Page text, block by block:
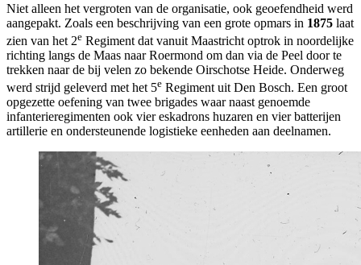
Niet alleen het vergroten van de organisatie, ook geoefendheid werd
aangepakt. Zoals een beschrijving van een grote opmars in 1875 laat
zien van het 2e Regiment dat vanuit Maastricht optrok in noordelijke
richting langs de Maas naar Roermond om dan via de Peel door te
trekken naar de bij velen zo bekende Oirschotse Heide. Onderweg
werd strijd geleverd met het 5e Regiment uit Den Bosch. Een groot
opgezette oefening van twee brigades waar naast genoemde
infanterieregimenten ook vier eskadrons huzaren en vier batterijen
artillerie en ondersteunende logistieke eenheden aan deelnamen.